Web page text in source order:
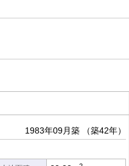
1983年09月築
（築42年）